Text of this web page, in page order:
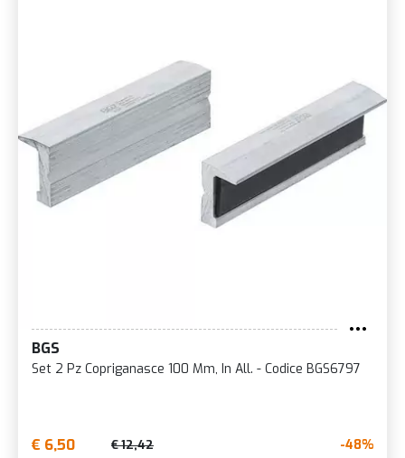
BGS
Set 2 Pz Copriganasce 100 Mm, In All. - Codice BGS6797
€ 6,50 € 12,42 -48%